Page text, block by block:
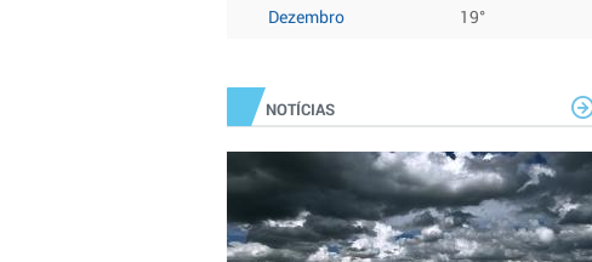
Dezembro
19°
NOTÍCIAS